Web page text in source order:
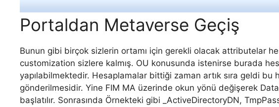
Portaldan Metaverse Geçiş
Bunun gibi birçok sizlerin ortamı için gerekli olacak attributelar
customization sizlere kalmış. OU konusunda istenirse burada
yapılabilmektedir. Hesaplamalar bittiği zaman artık sıra geldi bu
gönderilmesidir. Yine FIM MA üzerinde okun yönü değişerek
başlatılır. Sonrasında Örnekteki gibi _ActiveDirectoryDN,